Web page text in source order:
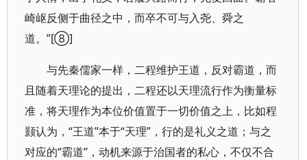
崎岖反侧于曲径之中，而卒不可与入尧、舜之
道。”[⑧]
与先秦儒家一样，二程维护王道，反对霸道，而
且随着天理论的提出，二程还以天理流行作为衡量标
准，将天理作为本位价值置于一切价值之上，比如程
颢认为，“王道”本于“天理”，行的是礼义之道；与之
对应的“霸道”，动机来源于治国者的私心，不仅不合